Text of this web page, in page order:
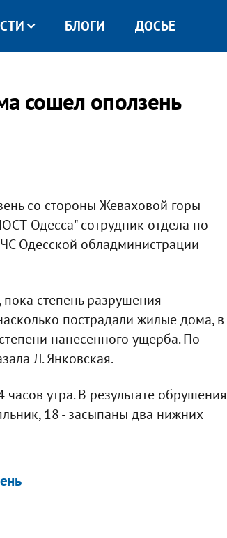
БЛОГИ ДОСЬЕ
сошел оползень
со стороны Жеваховой горы
Одесса" сотрудник отдела по
Одесской обладминистрации
степень разрушения
пострадали жилые дома, в
нанесенного ущерба. По
Л. Янковская.
утра. В результате обрушения
18 - засыпаны два нижних